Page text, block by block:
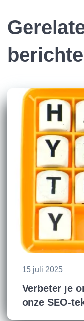
15 juli 2025
Verbeter je
onze SEO-